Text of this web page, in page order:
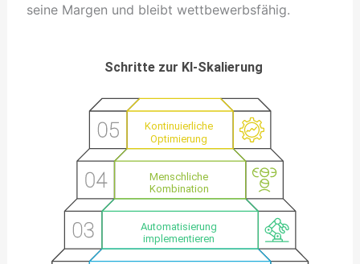
seine Margen und bleibt wettbewerbsfähig.